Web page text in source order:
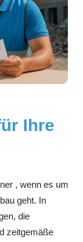
Ihre
, wenn es um
geht. In
die
zeitgemäße